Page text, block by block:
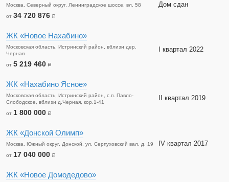
Москва, Северный округ, Ленинградское шоссе, вл. 58
от 34 720 876 a
Дом сдан
ЖК «Новое Нахабино»
Московская область, Истринский район, вблизи дер.
Черная
от 5 219 460 a
I квартал 2022
ЖК «Нахабино Ясное»
Московская область, Истринский район, с.п. Павло-
Слободское, вблизи д.Черная, кор.1-41
от 1 800 000 a
II квартал 2019
ЖК «Донской Олимп»
Москва, Южный округ, Донской, ул. Серпуховский вал, д. 19
от 17 040 000 a
IV квартал 2017
ЖК «Новое Домодедово»